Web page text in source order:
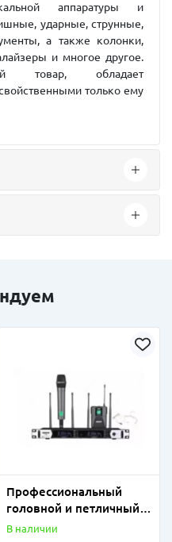
аппаратуры и
ударные, струнные,
а также колонки,
и многое другое.
товар, обладает
только ему
Профессиональный
головной и петличный
микрофон
В наличии